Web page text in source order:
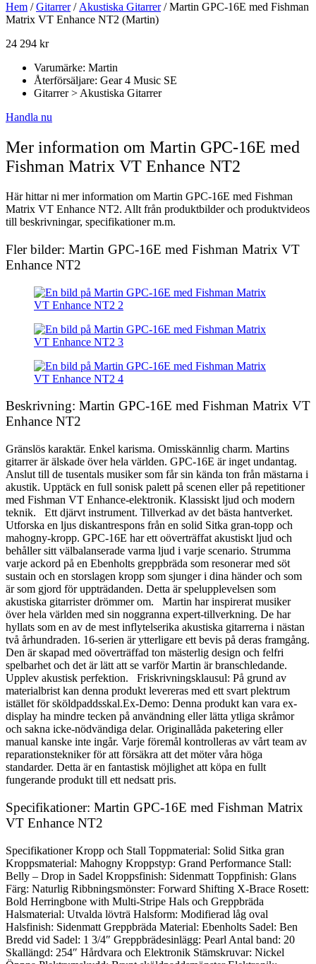
Hem /Gitarrer/Akustiska Gitarrer/ Martin GPC-16E med Fishman
Matrix VT Enhance NT2 (Martin)
24 294 kr
Varumärke: Martin
Återförsäljare: Gear 4 Music SE
Gitarrer > Akustiska Gitarrer
Handla nu
Mer information om Martin GPC-16E med
Fishman Matrix VT Enhance NT2
Här hittar ni mer information om Martin GPC-16E med Fishman
Matrix VT Enhance NT2. Allt från produktbilder och produktvideos
till beskrivningar, specifikationer m.m.
Fler bilder: Martin GPC-16E med Fishman Matrix VT
Enhance NT2
Beskrivning: Martin GPC-16E med Fishman Matrix VT
Enhance NT2
Gränslös karaktär. Enkel karisma. Omisskännlig charm. Martins
gitarrer är älskade över hela världen. GPC-16E är inget undantag.
Anslut till de tusentals musiker som får sin kända ton från mästarna i
akustik. Upptäck en full sonisk palett på scenen eller på repetitioner
med Fishman VT Enhance-elektronik. Klassiskt ljud och modern
teknik. Ett djärvt instrument. Tillverkad av det bästa hantverket.
Utforska en ljus diskantrespons från en solid Sitka gran-topp och
mahogny-kropp. GPC-16E har ett oöverträffat akustiskt ljud och
behåller sitt välbalanserade varma ljud i varje scenario. Strumma
varje ackord på en Ebenholts greppbräda som resonerar med söt
sustain och en storslagen kropp som sjunger i dina händer och som
är som gjord för uppträdanden. Detta är spelupplevelsen som
akustiska gitarrister drömmer om. Martin har inspirerat musiker
över hela världen med sin noggranna expert-tillverkning. De har
hyllats som en av de mest inflytelserika akustiska gitarrerna i nästan
två århundraden. 16-serien är ytterligare ett bevis på deras framgång.
Den är skapad med oöverträffad ton mästerlig design och felfri
spelbarhet och det är lätt att se varför Martin är branschledande.
Upplev akustisk perfektion. Friskrivningsklausul: På grund av
materialbrist kan denna produkt levereras med ett svart plektrum
istället för sköldpaddsskal.Ex-Demo: Denna produkt kan vara ex-
display ha mindre tecken på användning eller lätta ytliga skråmor
och sakna icke-nödvändiga delar. Originallåda paketering eller
manual kanske inte ingår. Varje föremål kontrolleras av vårt team av
reparationstekniker för att försäkra att det möter våra höga
standarder. Detta är en fantastisk möjlighet att köpa en fullt
fungerande produkt till ett nedsatt pris.
Specifikationer: Martin GPC-16E med Fishman Matrix
VT Enhance NT2
Specifikationer Kropp och Stall Toppmaterial: Solid Sitka gran
Kroppsmaterial: Mahogny Kroppstyp: Grand Performance Stall:
Belly – Drop in Sadel Kroppsfinish: Sidenmatt Toppfinish: Glans
Färg: Naturlig Ribbningsmönster: Forward Shifting X-Brace Rosett:
Bold Herringbone with Multi-Stripe Hals och Greppbräda
Halsmaterial: Utvalda lövträ Halsform: Modifierad låg oval
Halsfinish: Sidenmatt Greppbräda Material: Ebenholts Sadel: Ben
Bredd vid Sadel: 1 3/4″ Greppbrädesinlägg: Pearl Antal band: 20
Skallängd: 254″ Hårdvara och Elektronik Stämskruvar: Nickel